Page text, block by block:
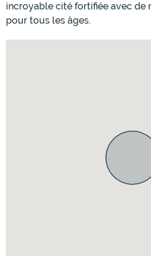
incroyable cité fortifiée avec de
pour tous les âges.